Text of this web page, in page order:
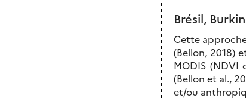
Brésil,
Cette
(Bellon, 2018)
MODIS (NDVI
(Bellon et al.,
et/ou